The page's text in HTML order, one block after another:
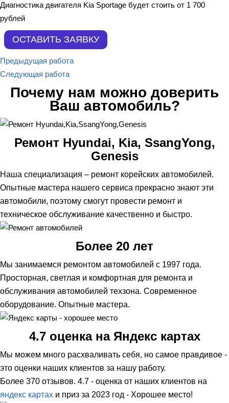
Диагностика двигателя Kia Sportage будет стоить от 1 700
рублей
Предыдущая работа
Следующая работа
Почему нам можно доверить
Ваш автомобиль?
Ремонт Hyundai, Kia, SsangYong,
Genesis
Наша специализация – ремонт корейских автомобилей.
Опытные мастера нашего сервиса прекрасно знают эти
автомобили, поэтому смогут провести ремонт и
техническое обслуживание качественно и быстро.
Более 20 лет
Мы занимаемся ремонтом автомобилей с 1997 года.
Просторная, светлая и комфортная для ремонта и
обслуживания автомобилей техзона. Современное
оборудование. Опытные мастера.
4.7 оценка на Яндекс картах
Мы можем много расхваливать себя, но самое правдивое -
это оценки наших клиентов за нашу работу.
Более 370 отзывов. 4.7 - оценка от наших клиентов на
яндекс картах и приз за 2023 год - Хорошее место!